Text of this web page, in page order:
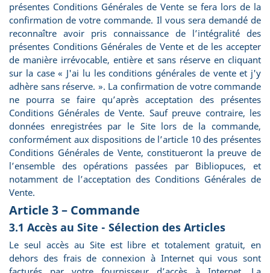
présentes Conditions Générales de Vente se fera lors de la
confirmation de votre commande. Il vous sera demandé de
reconnaître avoir pris connaissance de l’intégralité des
présentes Conditions Générales de Vente et de les accepter
de manière irrévocable, entière et sans réserve en cliquant
sur la case « J'ai lu les conditions générales de vente et j'y
adhère sans réserve. ». La confirmation de votre commande
ne pourra se faire qu’après acceptation des présentes
Conditions Générales de Vente. Sauf preuve contraire, les
données enregistrées par le Site lors de la commande,
conformément aux dispositions de l’article 10 des présentes
Conditions Générales de Vente, constitueront la preuve de
l’ensemble des opérations passées par Bibliopuces, et
notamment de l’acceptation des Conditions Générales de
Vente.
Article 3 – Commande
3.1 Accès au Site - Sélection des Articles
Le seul accès au Site est libre et totalement gratuit, en
dehors des frais de connexion à Internet qui vous sont